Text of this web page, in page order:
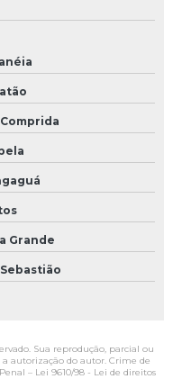
Grande
Sua reprodução, parcial ou
autorização do autor. Crime de
– Lei 9610/98 - Lei de direitos